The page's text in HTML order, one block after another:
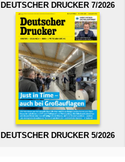
DEUTSCHER DRUCKER 7/2026
DEUTSCHER DRUCKER 5/2026